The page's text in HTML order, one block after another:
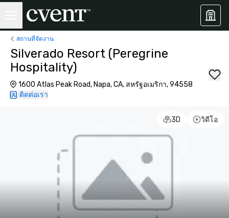
สถานที่จัดงาน
Silverado Resort (Peregrine
Hospitality)
1600 Atlas Peak Road, Napa, CA, สหรัฐอเมริกา, 94558
ติดต่อเรา
3D วิดีโอ